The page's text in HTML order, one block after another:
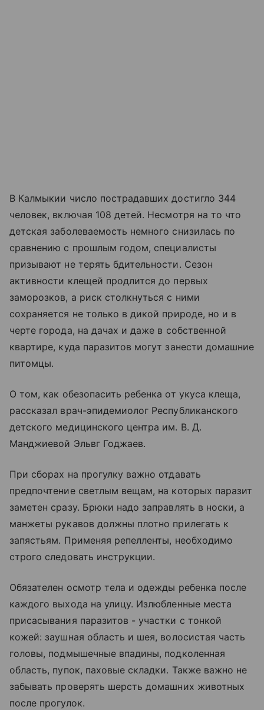
В Калмыкии число пострадавших достигло 344
человек, включая 108 детей. Несмотря на то что
детская заболеваемость немного снизилась по
сравнению с прошлым годом, специалисты
призывают не терять бдительности. Сезон
активности клещей продлится до первых
заморозков, а риск столкнуться с ними
сохраняется не только в дикой природе, но и в
черте города, на дачах и даже в собственной
квартире, куда паразитов могут занести домашние
питомцы.
О том, как обезопасить ребенка от укуса клеща,
рассказал врач-эпидемиолог Республиканского
детского медицинского центра им. В. Д.
Манджиевой Эльвг Годжаев.
При сборах на прогулку важно отдавать
предпочтение светлым вещам, на которых паразит
заметен сразу. Брюки надо заправлять в носки, а
манжеты рукавов должны плотно прилегать к
запястьям. Применяя репелленты, необходимо
строго следовать инструкции.
Обязателен осмотр тела и одежды ребенка после
каждого выхода на улицу. Излюбленные места
присасывания паразитов - участки с тонкой
кожей: заушная область и шея, волосистая часть
головы, подмышечные впадины, подколенная
область, пупок, паховые складки. Также важно не
забывать проверять шерсть домашних животных
после прогулок.